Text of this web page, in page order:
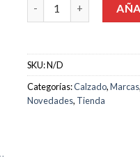
SKU:N/D
Categorías:Calzado,Marcas,
Novedades, Tienda